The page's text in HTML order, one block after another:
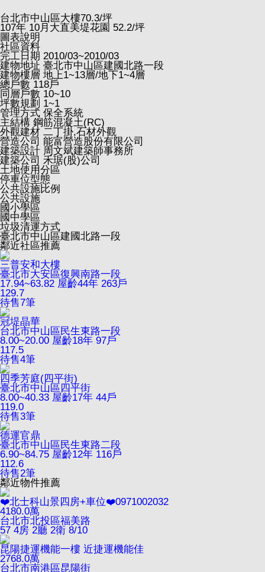
台北市中山區大樓70.3/坪
107年 10月大直美堤花園 52.2/坪
圖表說明
社區資料
完工日期 2010/03~2010/03
建物地址 臺北市中山區建國北路一段
建物樓層 地上1~13層/地下1~4層
總戶數 118戶
同層戶數 10~10
坪數規劃 1~1
管理方式 保全系統
主結構 鋼筋混凝土(RC)
外觀建材 二丁掛,石材外觀
營造公司 能富營造股份有限公司
建築設計 周文斌建築師事務所
建築公司 禾琚(股)公司
土地使用分區
停車位型態
公共設施比例
公共設施
國小學區
國中學區
垃圾清運方式
臺北市中山區建國北路一段
鄰近社區推薦
三普安和大樓
臺北市大安區復興南路一段
17.94~63.82 屋齡44年 263戶
129.7
待售7筆
冠堤晶華
台北市中山區民生東路一段
8.00~20.00 屋齡18年 97戶
117.5
待售4筆
四季芳庭(四平街)
臺北市中山區四平街
8.00~40.33 屋齡17年 44戶
119.0
待售3筆
德運官鼎
臺北市中山區民生東路二段
6.90~84.75 屋齡12年 116戶
112.6
待售2筆
鄰近物件推薦
❤️北士科山景四房+車位❤️0971002032
4180.0萬
台北市北投區福美路
57 4房 2廳 2衛 8/10
昆陽捷運機能一樓 近捷運機能佳
2768.0萬
台北市南港區昆陽街